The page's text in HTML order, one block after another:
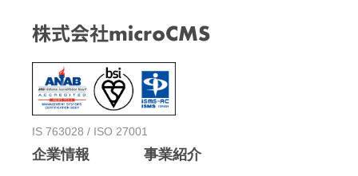
IS 763028 / ISO 27001
企業情報 事業紹介